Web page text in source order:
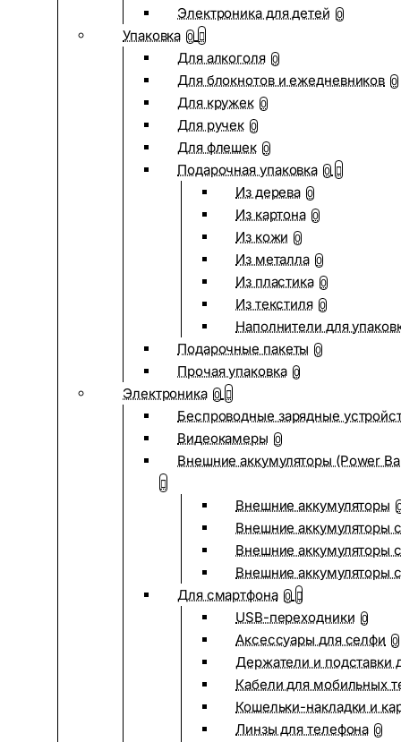
Электроника для детей 0
Упаковка 0
Для алкоголя 0
Для блокнотов и ежедневников 0
Для кружек 0
Для ручек 0
Для флешек 0
Подарочная упаковка 0
Из дерева 0
Из картона 0
Из кожи 0
Из металла 0
Из пластика 0
Из текстиля 0
Наполнители для
Подарочные пакеты 0
Прочая упаковка 0
Электроника 0
Беспроводные зарядные
Видеокамеры 0
Внешние аккумуляторы (Power
Внешние аккумуляторы
Внешние аккумуляторы
Внешние аккумуляторы
Внешние аккумуляторы
Для смартфона 0
USB-переходники 0
Аксессуары для селфи 0
Держатели и подставки
Кабели для мобильных
Кошельки-накладки и
Линзы для телефона 0